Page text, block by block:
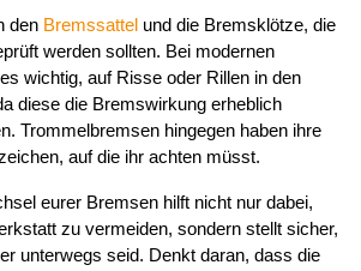
den Bremssattel und die Bremsklötze, die
werden sollten. Bei modernen
wichtig, auf Risse oder Rillen in den
diese die Bremswirkung erheblich
Trommelbremsen hingegen haben ihre
auf die ihr achten müsst.
eurer Bremsen hilft nicht nur dabei,
zu vermeiden, sondern stellt sicher,
unterwegs seid. Denkt daran, dass die